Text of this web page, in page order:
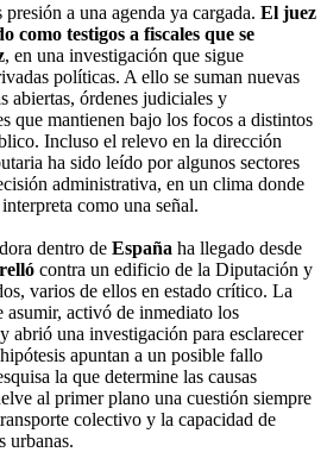
a una agenda ya cargada. El juez
como testigos a fiscales que se
, en una investigación que sigue
políticas. A ello se suman nuevas
abiertas, órdenes judiciales y
que mantienen bajo los focos a distintos
Incluso el relevo en la dirección
ha sido leído por algunos sectores
administrativa, en un clima donde
como una señal.
dentro de España ha llegado desde
contra un edificio de la Diputación y
varios de ellos en estado crítico. La
activó de inmediato los
abrió una investigación para esclarecer
apuntan a un posible fallo
la que determine las causas
al primer plano una cuestión siempre
colectivo y la capacidad de
urbanas.